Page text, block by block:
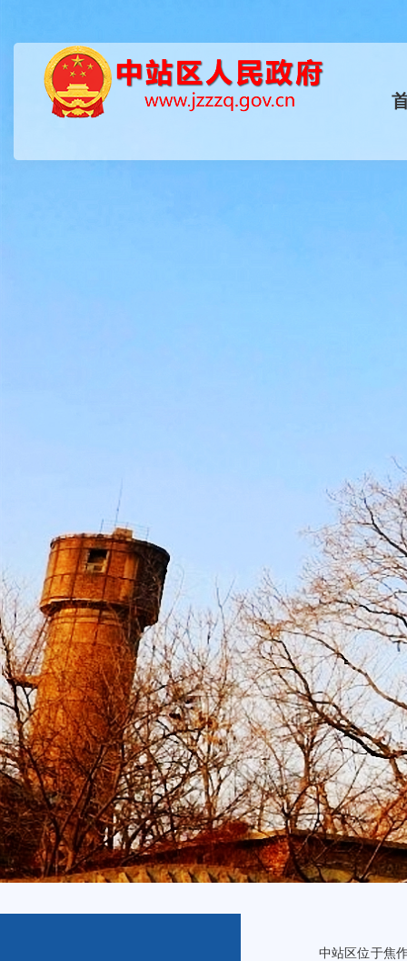
中站区位于焦作